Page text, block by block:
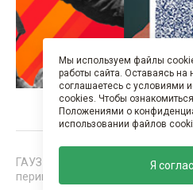
ГАУЗ "Нижнекамская детская
перинатальным центром". Все
Мы используем файлы
работы сайта. Оставаясь
соглашаетесь с условиями
cookies. Чтобы
Положениями о
использовании файлов
Я